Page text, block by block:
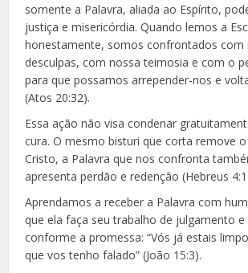
somente a Palavra, aliada ao Espírito,
justiça e misericórdia. Quando lemos a
honestamente, somos confrontados com
desculpas, com nossa teimosia e com o
para que possamos arrepender-nos e
(Atos 20:32).
Essa ação não visa condenar
cura. O mesmo bisturi que corta remove
Cristo, a Palavra que nos confronta
apresenta perdão e redenção (Hebreus
Aprendamos a receber a Palavra com
que ela faça seu trabalho de julgamento e
conforme a promessa: “Vós já estais
que vos tenho falado” (João 15:3).